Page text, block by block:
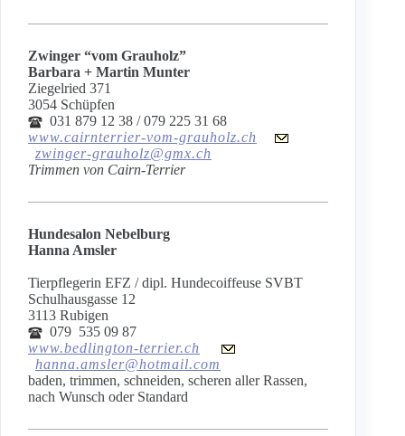
Zwinger “vom Grauholz”
Barbara + Martin Munter
Ziegelried 371
3054 Schüpfen
031 879 12 38 / 079 225 31 68
www.cairnterrier-vom-grauholz.ch
zwinger-grauholz@gmx.ch
Trimmen von Cairn-Terrier
Hundesalon Nebelburg
Hanna Amsler
Tierpflegerin EFZ / dipl. Hundecoiffeuse SVBT
Schulhausgasse 12
3113 Rubigen
079 535 09 87
www.bedlington-terrier.ch
hanna.amsler@hotmail.com
baden, trimmen, schneiden, scheren aller Rassen,
nach Wunsch oder Standard